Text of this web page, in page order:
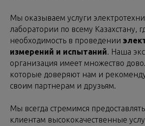
Мы оказываем услуги
лаборатории по всему Казахстану,
необходимость в проведении
измерений и испытаний. Наша
организация имеет множество
которые доверяют нам и
своим партнерам и друзьям.
Мы всегда стремимся
клиентам высококачественные